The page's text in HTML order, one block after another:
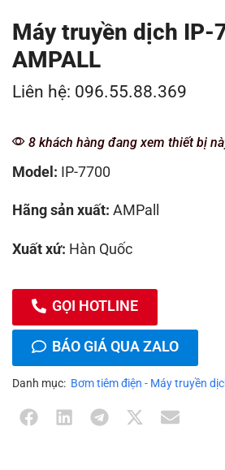
Máy truyền dịch IP-
AMPALL
Liên hệ: 096.55.88.369
8 khách hàng đang xem thiết bị
Model: IP-7700
Hãng sản xuất: AMPall
Xuất xứ: Hàn Quốc
GỌI HOTLINE
BÁO GIÁ QUA ZALO
Danh mục: Bơm tiêm điện - Máy truyền